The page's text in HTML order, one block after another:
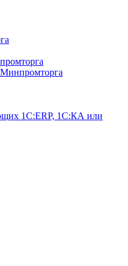
Минпромторга
1C:ERP, 1С:КА или